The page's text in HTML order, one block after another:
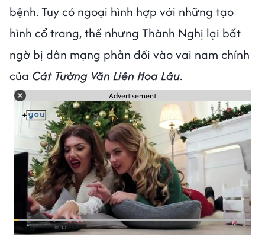
bệnh. Tuy có ngoại hình hợp với những tạo
hình cổ trang, thế nhưng Thành Nghị lại bất
ngờ bị dân mạng phản đối vào vai nam chính
của Cát Tường Văn Liên Hoa Lâu.
Advertisement